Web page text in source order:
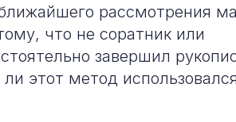
рассмотрения
что не соратник или
завершил
этот метод использовался